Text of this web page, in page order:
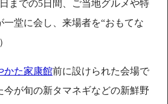
までの5日間、ご当地グルメや特
一堂に会し、来場者を“おもてな
かた家康館前に設けられた会場で
今が旬の新タマネギなどの新鮮野